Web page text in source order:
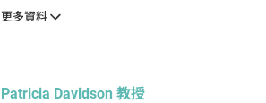
更多資料
Patricia Davidson 教授